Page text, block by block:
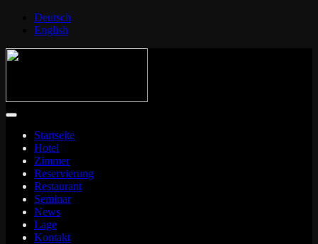
Deutsch
English
Startseite
Hotel
Zimmer
Reservierung
Restaurant
Seminar
News
Lage
Kontakt